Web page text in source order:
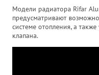
Модели радиатора Rifar
предусматривают
системе отопления, а также
клапана.